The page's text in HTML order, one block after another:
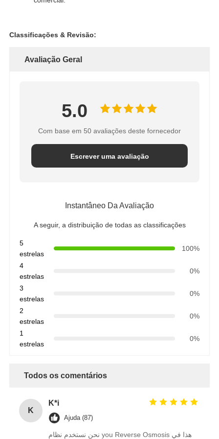
filtro em caixa de água
esterilizador uv da água
Conexões para Filtro de Água
Embarcação de pressão de FRP
Tanque de salmoura de amaciador de água
Válvula de Controle do Filtro
manômetro
Classificações & Revisão:
Avaliação Geral
5.0
Com base em 50 avaliações deste fornecedor
Escrever uma avaliação
Instantâneo Da Avaliação
A seguir, a distribuição de todas as classificações
5
estrelas
100%
4
estrelas
0%
3
estrelas
0%
2
estrelas
0%
1
estrelas
0%
Todos os comentários
K
K*i
Ajuda (87)
نحن نستخدم نظام you Reverse Osmosis هذا في